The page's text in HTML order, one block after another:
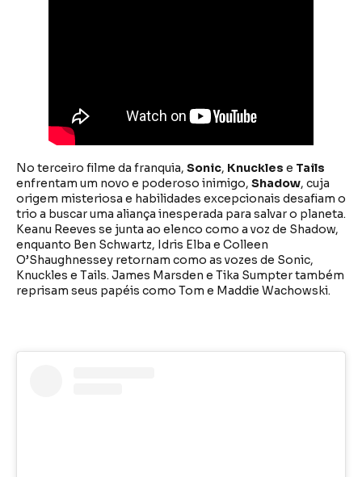
No terceiro filme da franquia, Sonic, Knuckles e Tails
enfrentam um novo e poderoso inimigo, Shadow, cuja
origem misteriosa e habilidades excepcionais desafiam o
trio a buscar uma aliança inesperada para salvar o planeta.
Keanu Reeves se junta ao elenco como a voz de Shadow,
enquanto Ben Schwartz, Idris Elba e Colleen
O’Shaughnessey retornam como as vozes de Sonic,
Knuckles e Tails. James Marsden e Tika Sumpter também
reprisam seus papéis como Tom e Maddie Wachowski.